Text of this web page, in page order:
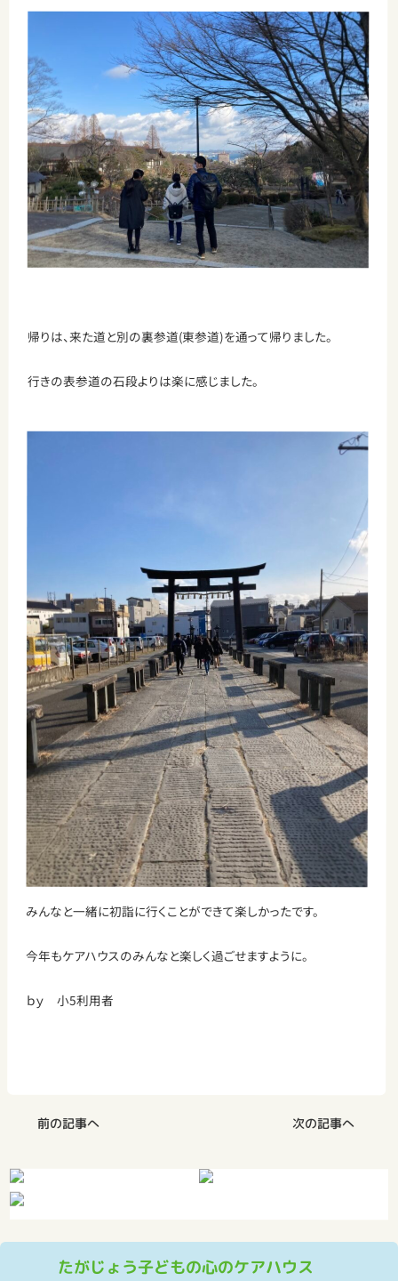
帰りは、来た道と別の裏参道(東参道)を通って帰りました。
行きの表参道の石段よりは楽に感じました。
みんなと一緒に初詣に行くことができて楽しかったです。
今年もケアハウスのみんなと楽しく過ごせますように。
ｂｙ 小5利用者
前の記事へ 次の記事へ
たがじょう子どもの心のケアハウス